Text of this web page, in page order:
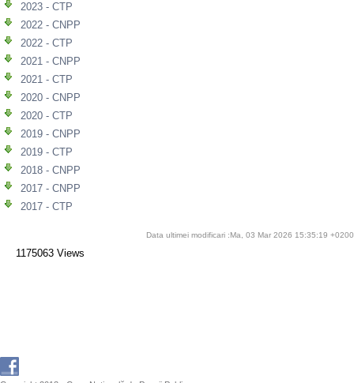
2023 - CTP
2022 - CNPP
2022 - CTP
2021 - CNPP
2021 - CTP
2020 - CNPP
2020 - CTP
2019 - CNPP
2019 - CTP
2018 - CNPP
2017 - CNPP
2017 - CTP
Data ultimei modificari :Ma, 03 Mar 2026 15:35:19 +0200
1175063 Views